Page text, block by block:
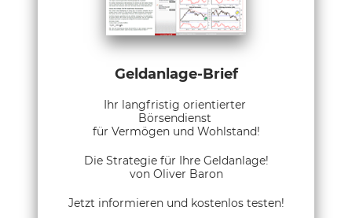
Geldanlage-Brief
Ihr langfristig orientierter
Börsendienst
für Vermögen und Wohlstand!
Die Strategie für Ihre Geldanlage!
von Oliver Baron
Jetzt informieren und kostenlos testen!